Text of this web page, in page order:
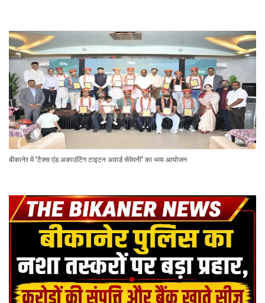
बीकानेर में ‘टैक्स एंड अकाउंटिंग टाइटन अवार्ड सेरेमनी’ का भव्य आयोजन